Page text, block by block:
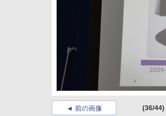
前の画像 (36/44)